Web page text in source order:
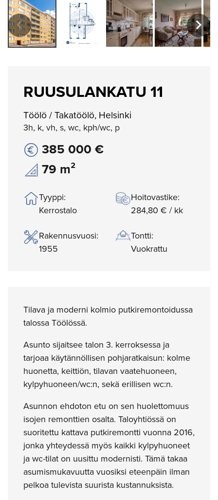
RUUSULANKATU 11
Töölö / Takatöölö, Helsinki
3h, k, vh, s, wc, kph/wc, p
385 000 €
79 m²
Tyyppi:
Kerrostalo
Hoitovastike:
284,80 € / kk
Rakennusvuosi:
1955
Tontti:
Vuokrattu
Tilava ja moderni kolmio putkiremontoidussa
talossa Töölössä.
Asunto sijaitsee talon 3. kerroksessa ja
tarjoaa käytännöllisen pohjaratkaisun: kolme
huonetta, keittiön, tilavan vaatehuoneen,
kylpyhuoneen/wc:n, sekä erillisen wc:n.
Asunnon ehdoton etu on sen huolettomuus
isojen remonttien osalta. Taloyhtiössä on
suoritettu kattava putkiremontti vuonna 2016,
jonka yhteydessä myös kaikki kylpyhuoneet
ja wc-tilat on uusittu modernisti. Tämä takaa
asumismukavuutta vuosiksi eteenpäin ilman
pelkoa tulevista suurista kustannuksista.